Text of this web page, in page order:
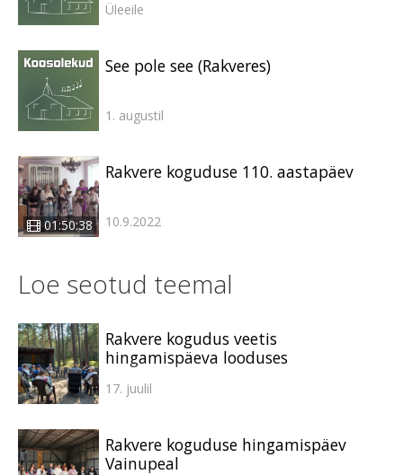
Üleeile
See pole see (Rakveres)
1. augustil
01:50:38
Rakvere koguduse 110. aastapäev
10.9.2022
Loe seotud teemal
Rakvere kogudus veetis
hingamispäeva looduses
17. juulil
Rakvere koguduse hingamispäev
Vainupeal